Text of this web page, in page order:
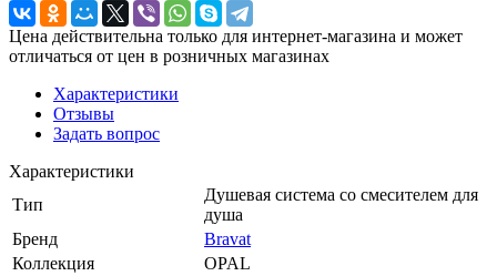
Цена действительна только для интернет-магазина и может
отличаться от цен в розничных магазинах
Характеристики
Отзывы
Задать вопрос
Характеристики
Тип
Душевая система со смесителем для
душа
Бренд
Bravat
Коллекция
OPAL